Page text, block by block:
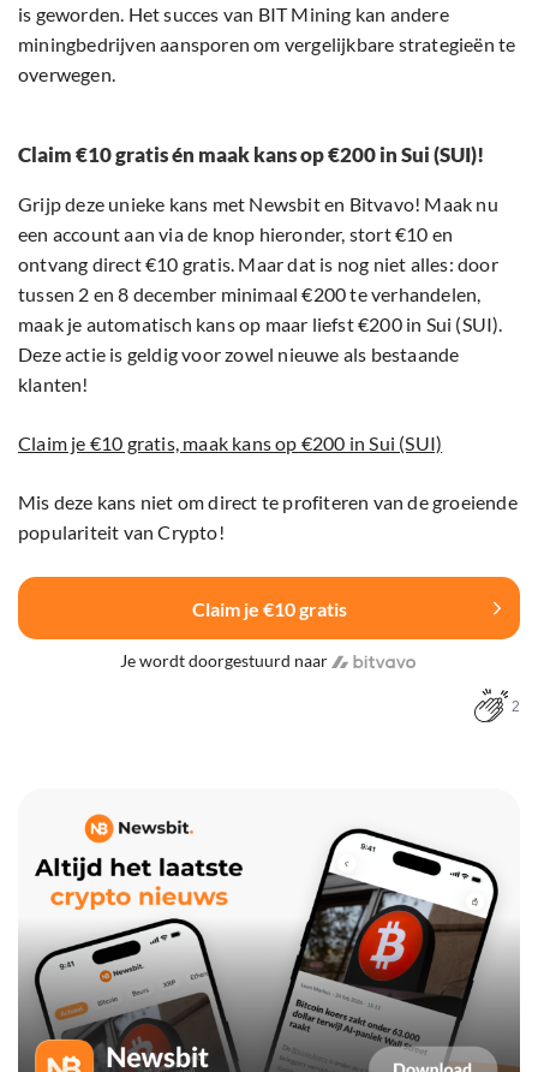
is geworden. Het succes van BIT Mining kan andere
miningbedrijven aansporen om vergelijkbare strategieën te
overwegen.
Claim €10 gratis én maak kans op €200 in Sui (SUI)!
Grijp deze unieke kans met Newsbit en Bitvavo! Maak nu
een account aan via de knop hieronder, stort €10 en
ontvang direct €10 gratis. Maar dat is nog niet alles: door
tussen 2 en 8 december minimaal €200 te verhandelen,
maak je automatisch kans op maar liefst €200 in Sui (SUI).
Deze actie is geldig voor zowel nieuwe als bestaande
klanten!
Claim je €10 gratis, maak kans op €200 in Sui (SUI)
Mis deze kans niet om direct te profiteren van de groeiende
populariteit van Crypto!
Claim je €10 gratis
Je wordt doorgestuurd naar
2